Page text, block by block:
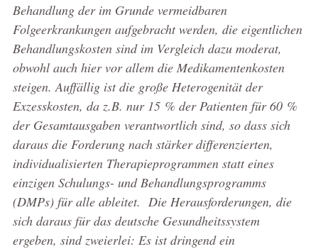
Behandlung der im Grunde vermeidbaren
Folgeerkrankungen aufgebracht werden, die eigentlichen
Behandlungskosten sind im Vergleich dazu moderat,
obwohl auch hier vor allem die Medikamentenkosten
steigen. Auffällig ist die große Heterogenität der
Exzesskosten, da z.B. nur 15 % der Patienten für 60 %
der Gesamtausgaben verantwortlich sind, so dass sich
daraus die Forderung nach stärker differenzierten,
individualisierten Therapieprogrammen statt eines
einzigen Schulungs- und Behandlungsprogramms
(DMPs) für alle ableitet. Die Herausforderungen, die
sich daraus für das deutsche Gesundheitssystem
ergeben, sind zweierlei: Es ist dringend ein